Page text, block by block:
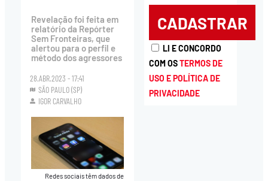
Revelação foi feita em
relatório da Repórter
Sem Fronteiras, que
alertou para o perfil e
método dos agressores
28.ABR.2023 - 17:41
SÃO PAULO (SP)
IGOR CARVALHO
Redes sociais têm dados de
LI E CONCORDO
COM OSTERMOS DE
USO E POLÍTICA DE
PRIVACIDADE